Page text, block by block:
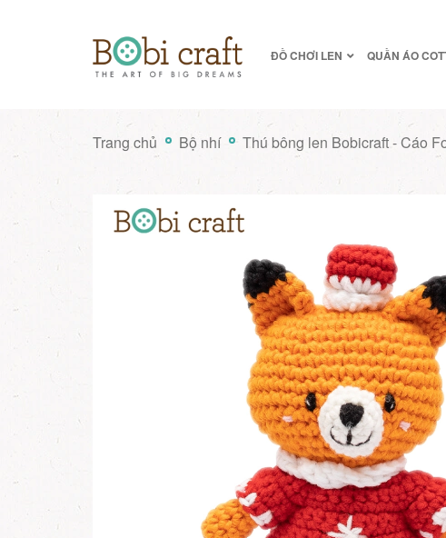
ĐỒ CHƠI LEN QUẦN ÁO
Trang chủ Bộ nhí Thú bông len Bobicraft - Cáo